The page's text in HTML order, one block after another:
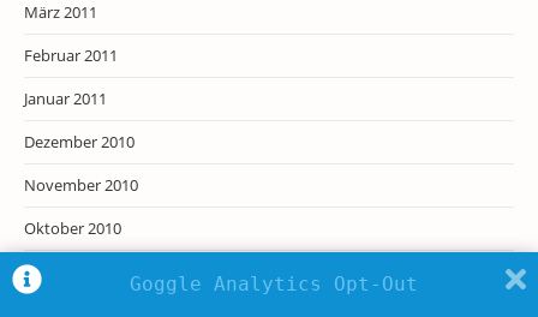
März 2011
Februar 2011
Januar 2011
Dezember 2010
November 2010
Oktober 2010
September 2010
Goggle Analytics Opt-Out